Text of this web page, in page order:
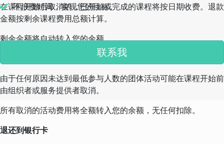
在课程开始后取消的，已开始或完成的课程将按日期收费。退款
金额按剩余课程费用总额计算。
剩余金额将自动转入您的余额。
由于任何原因未达到最低参与人数的团体活动可能在课程开始前
由组织者或服务提供者取消。
所有取消的活动费用将全额转入您的余额，无任何扣除。
退还到银行卡
不浪费时间，实现您的目标。
联系我